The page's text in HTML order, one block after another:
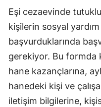
Eşi cezaevinde
kişilerin sosyal
başvurduklarında
gerekiyor. Bu formda
hane kazançlarına,
hanedeki kişi ve
iletişim bilgilerine,